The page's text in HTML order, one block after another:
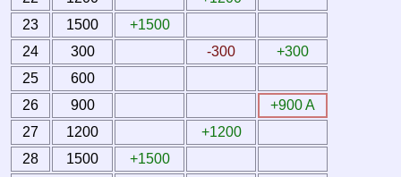
23
1500
+1500
24
300 -300
+300
25
600
26
900
+900 A
27
1200
+1200
28
1500
+1500